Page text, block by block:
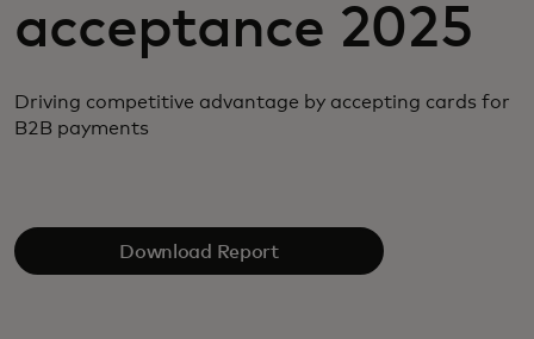
acceptance 2025
Driving competitive advantage by accepting cards for
B2B payments
Download Report